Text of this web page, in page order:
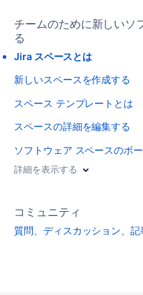
チームのために新しいソ
る
Jira スペースとは
新しいスペースを作成する
スペース テンプレートとは
スペースの詳細を編集する
ソフトウェア スペースのボ
詳細を表示する
コミュニティ
質問、ディスカッション、記